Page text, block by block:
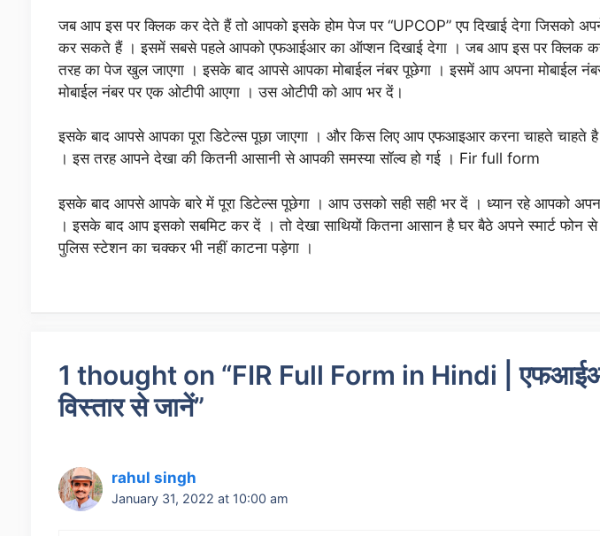
जब आप इस पर क्लिक कर देते हैं तो आपको इसके होम पेज पर “UPCOP” एप दिखाई देगा जिसको
कर सकते हैं । इसमें सबसे पहले आपको एफआईआर का ऑप्शन दिखाई देगा । जब आप इस पर क्लिक
तरह का पेज खुल जाएगा । इसके बाद आपसे आपका मोबाईल नंबर पूछेगा । इसमें आप अपना मोबाईल
मोबाईल नंबर पर एक ओटीपी आएगा । उस ओटीपी को आप भर दें।
इसके बाद आपसे आपका पूरा डिटेल्स पूछा जाएगा । और किस लिए आप एफआइआर करना चाहते चाहते है
। इस तरह आपने देखा की कितनी आसानी से आपकी समस्या सॉल्व हो गई । Fir full form
इसके बाद आपसे आपके बारे में पूरा डिटेल्स पूछेगा । आप उसको सही सही भर दें । ध्यान रहे आपको अपना
। इसके बाद आप इसको सबमिट कर दें । तो देखा साथियों कितना आसान है घर बैठे अपने स्मार्ट
पुलिस स्टेशन का चक्कर भी नहीं काटना पड़ेगा ।
1 thought on “FIR Full Form in Hindi |
विस्तार से जानें”
rahul singh
January 31, 2022 at 10:00 am